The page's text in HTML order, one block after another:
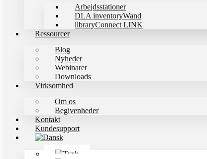
Arbejdsstationer
DLA inventoryWand
libraryConnect LINK
Ressourcer
Blog
Nyheder
Webinarer
Downloads
Virksomhed
Om os
Begivenheder
Kontakt
Kundesupport